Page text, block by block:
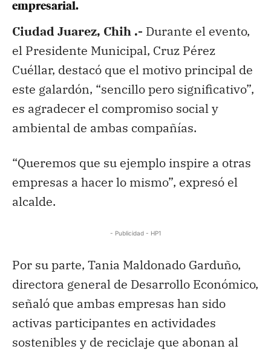
empresarial.
Ciudad Juarez, Chih .- Durante el evento,
el Presidente Municipal, Cruz Pérez
Cuéllar, destacó que el motivo principal de
este galardón, “sencillo pero significativo”,
es agradecer el compromiso social y
ambiental de ambas compañías.
“Queremos que su ejemplo inspire a otras
empresas a hacer lo mismo”, expresó el
alcalde.
- Publicidad - HP1
Por su parte, Tania Maldonado Garduño,
directora general de Desarrollo Económico,
señaló que ambas empresas han sido
activas participantes en actividades
sostenibles y de reciclaje que abonan al